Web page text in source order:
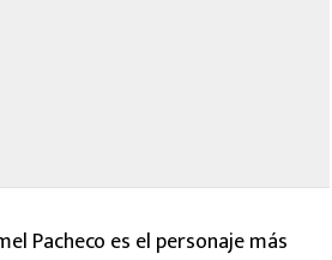
Pacheco es el personaje más